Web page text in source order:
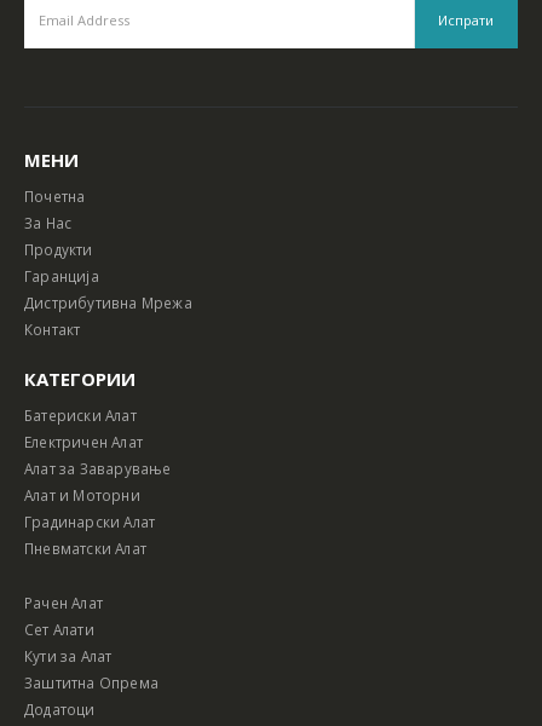
МЕНИ
Почетна
За Нас
Продукти
Гаранција
Дистрибутивна Мрежа
Контакт
КАТЕГОРИИ
Батериски Алат
Електричен Алат
Алат за Заварување
Алат и Моторни
Градинарски Алат
Пневматски Алат
Рачен Алат
Сет Алати
Кути за Алат
Заштитна Опрема
Додатоци